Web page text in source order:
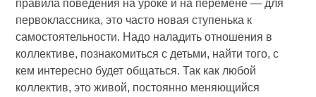
правила поведения на уроке и на перемене — для
первоклассника, это часто новая ступенька к
самостоятельности. Надо наладить отношения в
коллективе, познакомиться с детьми, найти того, с
кем интересно будет общаться. Так как любой
коллектив, это живой, постоянно меняющийся